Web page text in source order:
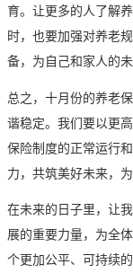
育。让更多的人了解
时，也要加强对养老
备，为自己和家人的
总之，十月份的养老
谐稳定。我们要以更
保险制度的正常运行
力，共筑美好未来，
在未来的日子里，让
展的重要力量，为全
个更加公平、可持续